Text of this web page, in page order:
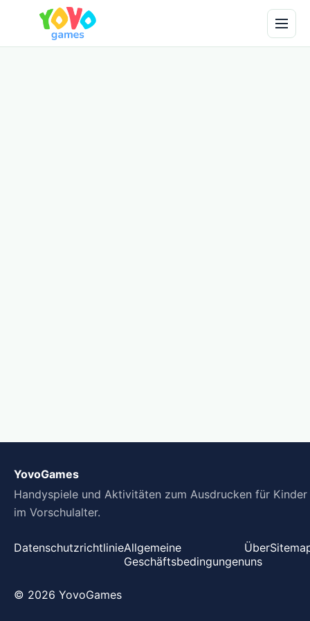
YovoGames
Handyspiele und Aktivitäten zum Ausdrucken für Kinder
im Vorschulalter.
DatenschutzrichtlinieAllgemeine
Geschäftsbedingungen
Über
uns
© 2026 YovoGames